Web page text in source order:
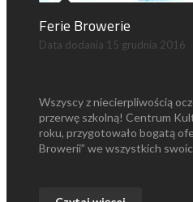
Ferie Browerie
Data dodania 15 grudnia 2016
Wszyscy z niecierpliwością
przerwę szkolną! Centrum
roku, przygotowało bogatą
Browerii” we wszystkich